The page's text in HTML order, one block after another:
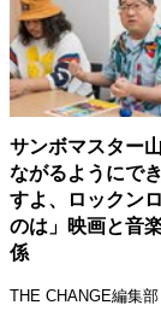
サンボマスター
ながるようにで
すよ、ロックン
のは」映画と音
係
THE CHANGE編集部